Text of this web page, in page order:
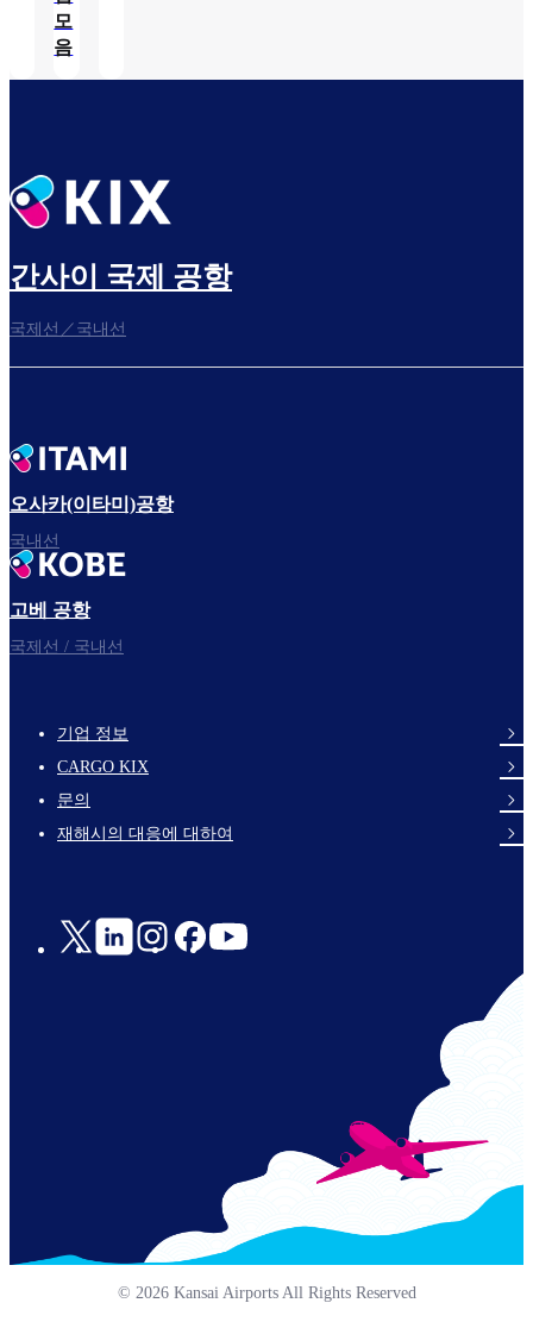
모
음
간사이 국제 공항
국제선／국내선
오사카(이타미)공항
국내선
고베 공항
국제선 / 국내선
footer-
links-
en-
기업 정보
CARGO KIX
문의
재해시의 대응에 대하여
Social
© 2026 Kansai Airports All Rights Reserved